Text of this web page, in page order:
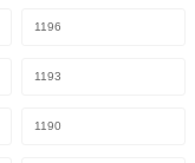
1196
1193
1190